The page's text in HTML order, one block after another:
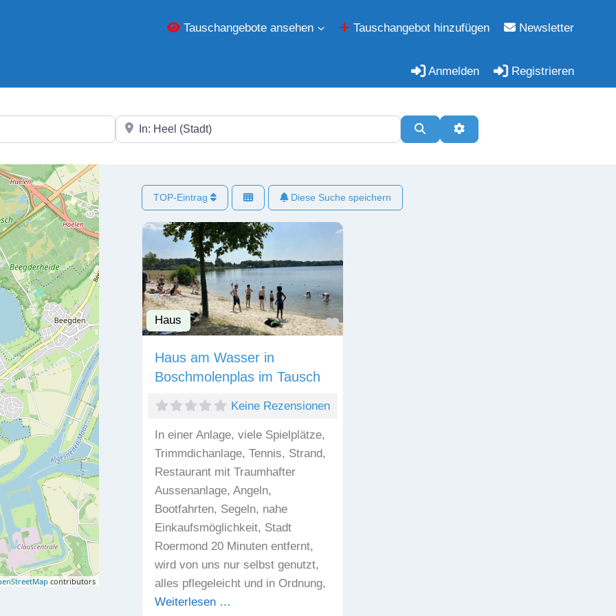
Tauschangebote ansehen Tauschangebot hinzufügen Newsletter
Anmelden Registrieren
In der Nähe SuchenErweiterte Filter
contributors
TOP-Eintrag Diese Suche speichern
Haus Favorit
Haus am Wasser in
Boschmolenplas im Tausch
Keine Rezensionen
In einer Anlage, viele Spielplätze,
Trimmdichanlage, Tennis, Strand,
Restaurant mit Traumhafter
Aussenanlage, Angeln,
Bootfahrten, Segeln, nahe
Einkaufsmöglichkeit, Stadt
Roermond 20 Minuten entfernt,
wird von uns nur selbst genutzt,
alles pflegeleicht und in Ordnung,
Weiterlesen …